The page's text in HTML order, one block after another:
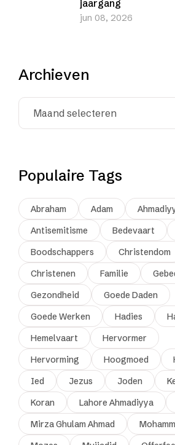
jaargang
jun 08, 2026
Archieven
Populaire Tags
Abraham Adam
Antisemitisme
Bedevaart
Boodschappers
Christendom
Christenen
Familie
Gezondheid
Goede Daden
Goede Werken
Hadies
Hemelvaart
Hervormer
Hervorming
Hoogmoed
Ied
Jezus Joden
Koran
Lahore Ahmadiyya
Mirza Ghulam Ahmad